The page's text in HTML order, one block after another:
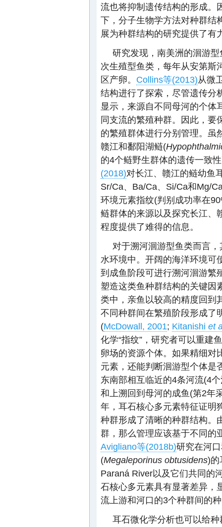
流也将抑制遗传结构的形成。
下，分子生物学方法对种群结
展为种群结构的研究提供了有
研究发现，南美洲的洄游
次生殖型鱼类，每年从安第斯
区产卵。 Collins等(2013)从微
结构进行了探索，尽管遗传分
显示，来源自不同母河的个体
同支流的繁殖种群。因此，要
的繁殖群体进行分别管理。虽
赣江和鄱阳湖鲢(
的4个鲢野生群体的遗传一致
(2018)对长江、赣江的鲢幼鱼
Sr/Ca、Ba/Ca、Si/Ca和Mg/
环境元素指纹(判别成功率在
鲢群体的来源以及探究长江、
程度提供了难得的信息。
对于溯河洄游型鱼类而言
水环境中。开阔的海洋环境可
到成鱼阶段可进行溯河洄游繁
塑造这类鱼种群结构的关键因
类中，亲鱼以较高的精度回到
不同种群间在繁殖阶段形成了
(McDowall, 2001; Kitanishi et
化学“指纹”，研究者可以重建
卵场的资源个体。如果精细对
元素，还能判断洄游型个体是
东南部相互临近的4条河流(4
和上溯回到母河的成鱼(第2年
年，耳石核心多元素特征证明
种群形成了清晰的种群结构。
群，那么管理应该基于不同的
Avigliano等(2018b)研究在河
(Megaleporinus obtusidens)的
Paraná River以及它们共同的
石核心多元素具有显著差异，
流上游和河口的3个种群间的
耳石微化学分析也可以给